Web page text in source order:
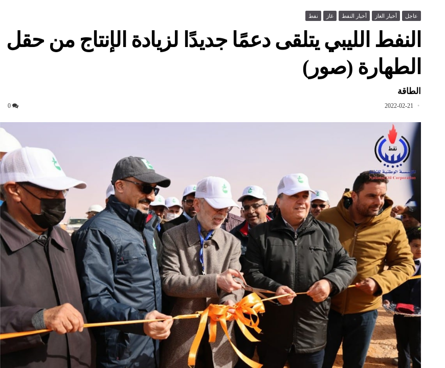
عاجل أخبار الغاز أخبار النفط غاز نفط
النفط الليبي يتلقى دعمًا جديدًا لزيادة الإنتاج من حقل
الطهارة (صور)
الطاقة
2022-02-21
0